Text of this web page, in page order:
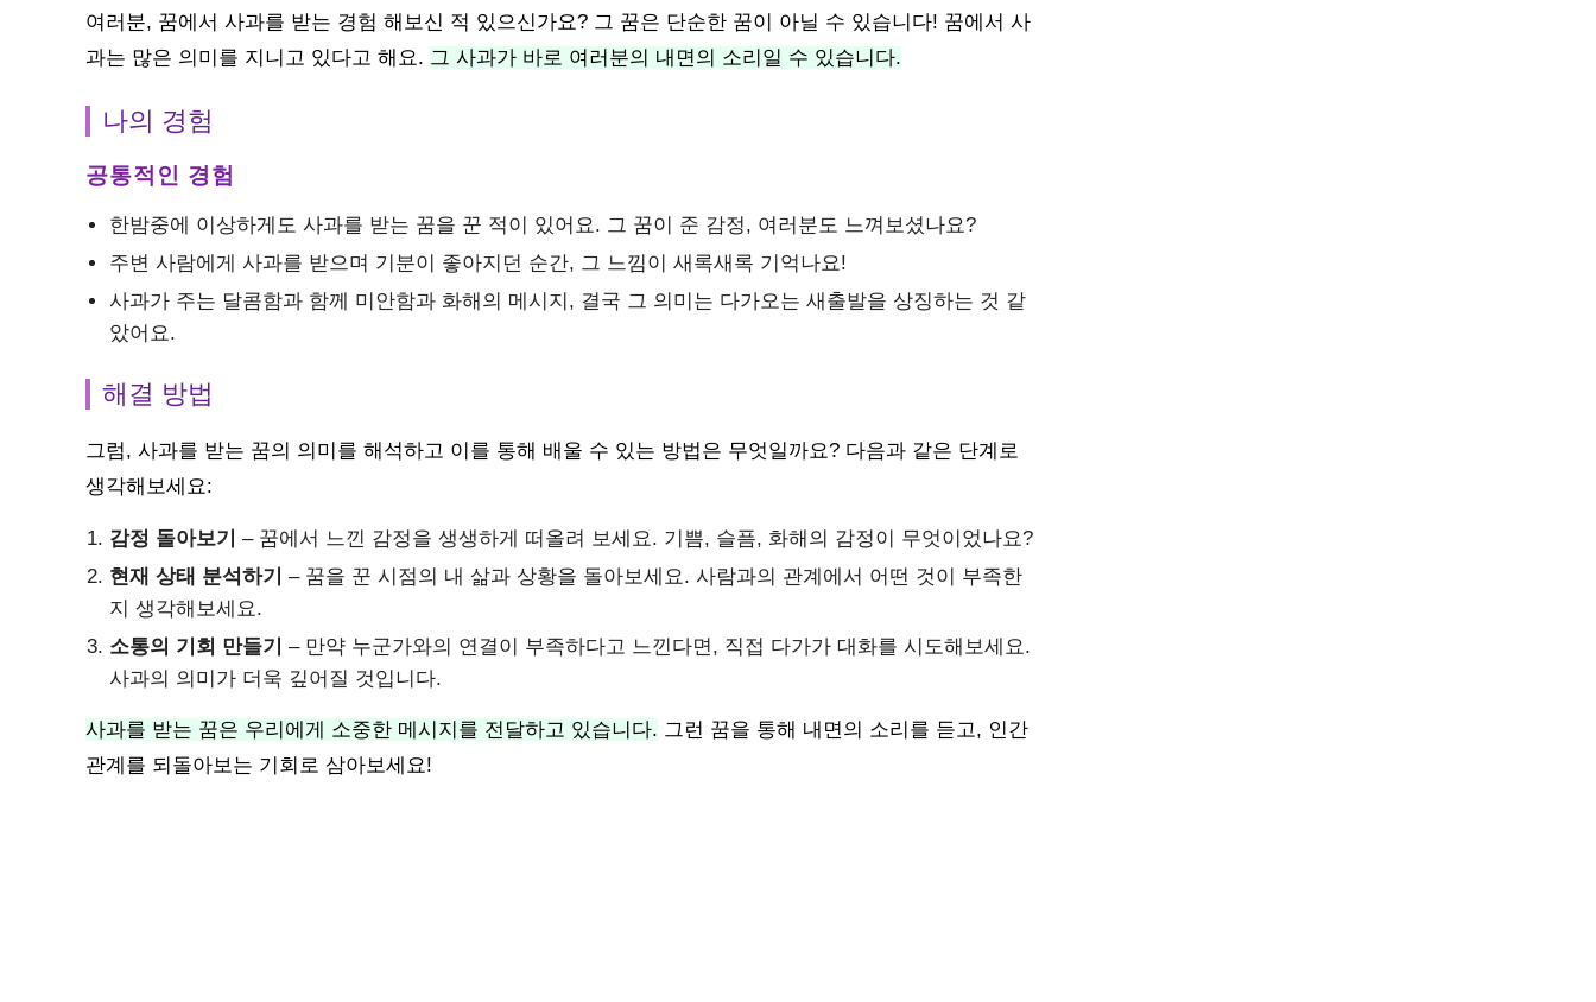
여러분, 꿈에서 사과를 받는 경험 해보신 적 있으신가요? 그 꿈은 단순한 꿈이 아닐 수 있습니다! 꿈에서 사
과는 많은 의미를 지니고 있다고 해요. 그 사과가 바로 여러분의 내면의 소리일 수 있습니다.
나의 경험
공통적인 경험
한밤중에 이상하게도 사과를 받는 꿈을 꾼 적이 있어요. 그 꿈이 준 감정, 여러분도 느껴보셨나요?
주변 사람에게 사과를 받으며 기분이 좋아지던 순간, 그 느낌이 새록새록 기억나요!
사과가 주는 달콤함과 함께 미안함과 화해의 메시지, 결국 그 의미는 다가오는 새출발을 상징하는 것 같
았어요.
해결 방법
그럼, 사과를 받는 꿈의 의미를 해석하고 이를 통해 배울 수 있는 방법은 무엇일까요? 다음과 같은 단계로
생각해보세요:
감정 돌아보기
– 꿈에서 느낀 감정을 생생하게 떠올려 보세요. 기쁨, 슬픔, 화해의 감정이 무엇이었나요?
현재 상태 분석하기
– 꿈을 꾼 시점의 내 삶과 상황을 돌아보세요. 사람과의 관계에서 어떤 것이 부족한
지 생각해보세요.
소통의 기회 만들기
– 만약 누군가와의 연결이 부족하다고 느낀다면, 직접 다가가 대화를 시도해보세요.
사과의 의미가 더욱 깊어질 것입니다.
사과를 받는 꿈은 우리에게 소중한 메시지를 전달하고 있습니다. 그런 꿈을 통해 내면의 소리를 듣고, 인간
관계를 되돌아보는 기회로 삼아보세요!